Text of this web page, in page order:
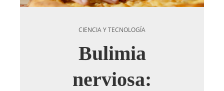
CIENCIA Y TECNOLOGÍA
Bulimia
nerviosa: